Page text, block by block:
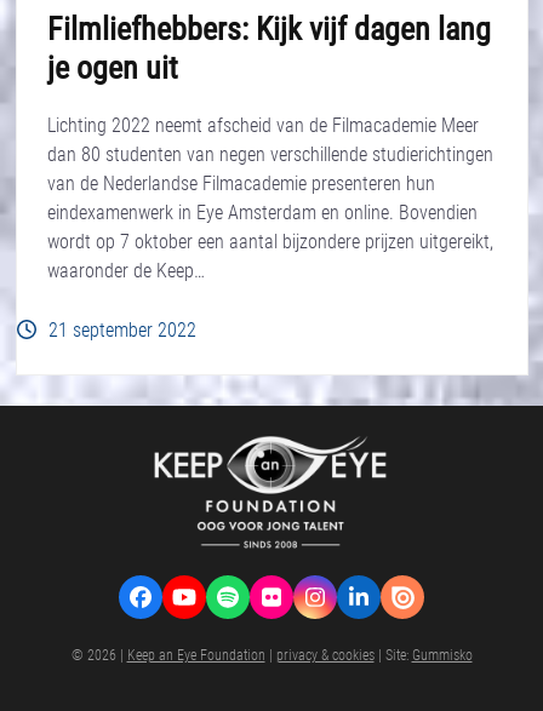
Filmliefhebbers: Kijk vijf dagen lang
je ogen uit
Lichting 2022 neemt afscheid van de Filmacademie Meer
dan 80 studenten van negen verschillende studierichtingen
van de Nederlandse Filmacademie presenteren hun
eindexamenwerk in Eye Amsterdam en online. Bovendien
wordt op 7 oktober een aantal bijzondere prijzen uitgereikt,
waaronder de Keep…
21 september 2022
FacebookYouTubeSpotifyFlickrInstagram
LinkedIn
VK
© 2026 | Keep an Eye Foundation | privacy & cookies| Site: Gummisko